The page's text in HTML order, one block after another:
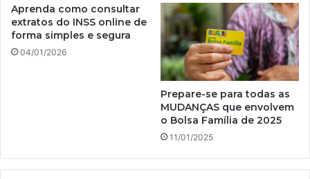
Aprenda como consultar
extratos do INSS online de
forma simples e segura
04/01/2026
Prepare-se para todas as
MUDANÇAS que envolvem
o Bolsa Família de 2025
11/01/2025